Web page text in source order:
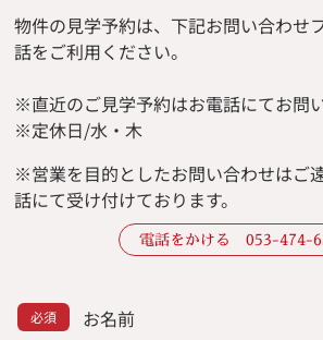
物件の見学予約は、下記お問い合わせ
話をご利用ください。
※直近のご見学予約はお電話にてお問
※定休日/水・木
※営業を目的としたお問い合わせはご
話にて受け付けております。
電話をかける 053-474-
お名前